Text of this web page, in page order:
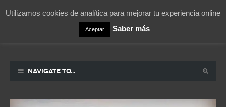
La vida contada en un sueño
Navigate to...
Utilizamos cookies de analítica para mejorar tu experiencia online
Aceptar Saber más